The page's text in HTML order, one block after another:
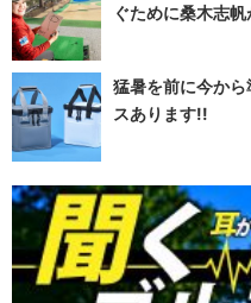
ぐために桑木志
猛暑を前に今か
スあります!!